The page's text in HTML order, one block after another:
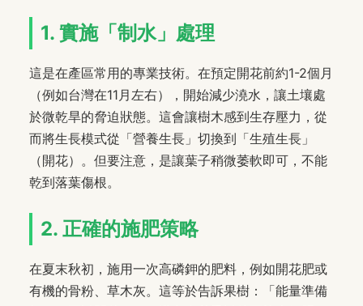
1. 實施「制水」處理
這是在產區常用的專業技術。在預定開花前約1-2個月
（例如台灣在11月左右），開始減少澆水，讓土壤處
於微乾旱的脅迫狀態。這會讓樹木感到生存壓力，從
而將生長模式從「營養生長」切換到「生殖生長」
（開花）。但要注意，是讓葉子稍微萎軟即可，不能
乾到落葉傷根。
2. 正確的施肥策略
在夏末秋初，施用一次高磷鉀的肥料，例如開花肥或
有機的骨粉、草木灰。這等於告訴果樹：「能量準備